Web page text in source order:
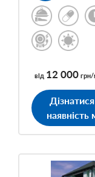
від 12 000 грн/
наявність